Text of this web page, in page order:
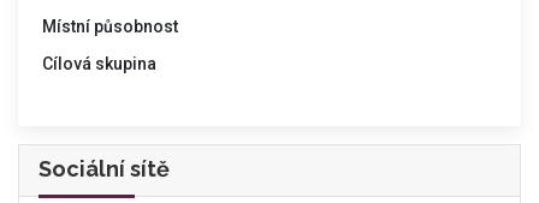
Místní působnost
Cílová skupina
Sociální sítě